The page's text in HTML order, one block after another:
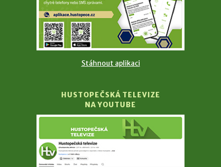
Stáhnout aplikaci
HUSTOPEČSKÁ TELEVIZE
NA YOUTUBE